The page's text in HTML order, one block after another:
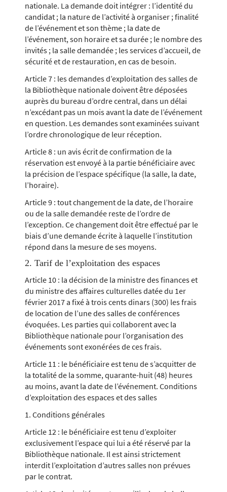
nationale. La demande doit intégrer : l’identité du
candidat ; la nature de l’activité à organiser ; finalité
de l’événement et son thème ; la date de
l’événement, son horaire et sa durée ; le nombre des
invités ; la salle demandée ; les services d’accueil, de
sécurité et de restauration, en cas de besoin.
Article 7 : les demandes d’exploitation des salles de
la Bibliothèque nationale doivent être déposées
auprès du bureau d’ordre central, dans un délai
n’excédant pas un mois avant la date de l’événement
en question. Les demandes sont examinées suivant
l’ordre chronologique de leur réception.
Article 8 : un avis écrit de confirmation de la
réservation est envoyé à la partie bénéficiaire avec
la précision de l’espace spécifique (la salle, la date,
l’horaire).
Article 9 : tout changement de la date, de l’horaire
ou de la salle demandée reste de l’ordre de
l’exception. Ce changement doit être effectué par le
biais d’une demande écrite à laquelle l’institution
répond dans la mesure de ses moyens.
2. Tarif de l’exploitation des espaces
Article 10 : la décision de la ministre des finances et
du ministre des affaires culturelles datée du 1er
février 2017 a fixé à trois cents dinars (300) les frais
de location de l’une des salles de conférences
évoquées. Les parties qui collaborent avec la
Bibliothèque nationale pour l’organisation des
événements sont exonérées de ces frais.
Article 11 : le bénéficiaire est tenu de s’acquitter de
la totalité de la somme, quarante-huit (48) heures
au moins, avant la date de l’événement. Conditions
d’exploitation des espaces et des salles
1. Conditions générales
Article 12 : le bénéficiaire est tenu d’exploiter
exclusivement l’espace qui lui a été réservé par la
Bibliothèque nationale. Il est ainsi strictement
interdit l’exploitation d’autres salles non prévues
par le contrat.